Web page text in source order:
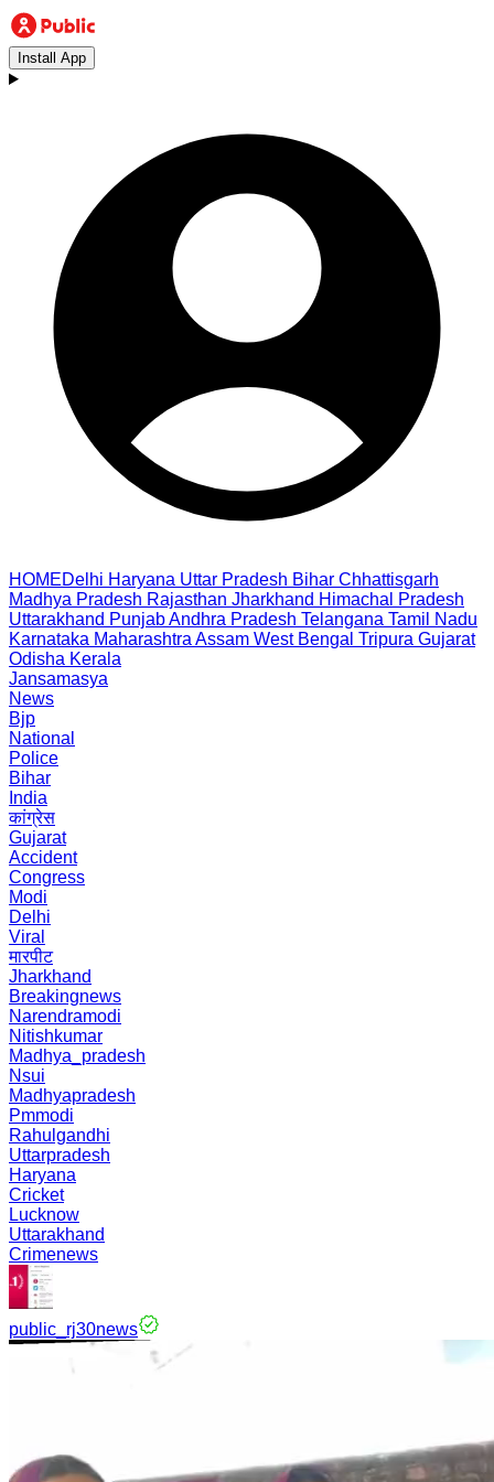
Install App
HOMEDelhi Haryana Uttar Pradesh Bihar Chhattisgarh
Madhya Pradesh Rajasthan Jharkhand Himachal Pradesh
Uttarakhand PunjabAndhra Pradesh Telangana Tamil Nadu
Karnataka Maharashtra Assam West Bengal Tripura Gujarat
Odisha Kerala
Jansamasya
News
Bjp
National
Police
Bihar
India
कांग्रेस
Gujarat
Accident
Congress
Modi
Delhi
Viral
मारपीट
Jharkhand
Breakingnews
Narendramodi
Nitishkumar
Madhya_pradesh
Nsui
Madhyapradesh
Pmmodi
Rahulgandhi
Uttarpradesh
Haryana
Cricket
Lucknow
Uttarakhand
Crimenews
public_rj30news